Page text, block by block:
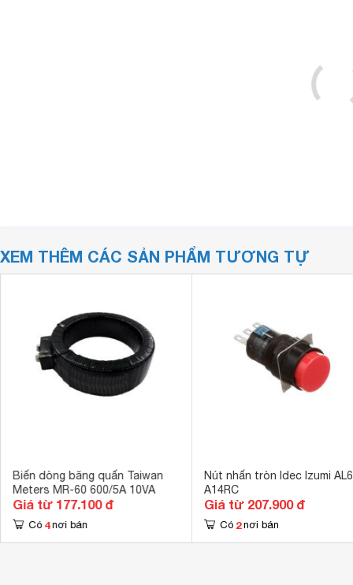
XEM THÊM CÁC SẢN PHẨM TƯƠNG TỰ
Biến dòng băng quấn Taiwan
Meters MR-60 600/5A 10VA
Giá từ 177.100 đ
Có 4 nơi bán
Nút nhấn tròn Idec Izumi
A14RC
Giá từ 207.900 đ
Có 2 nơi bán